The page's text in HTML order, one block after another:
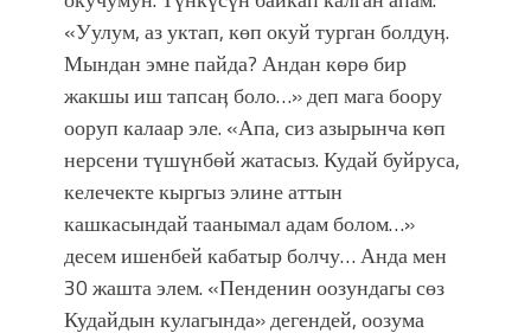
«Уулум, аз уктап, көп окуй турган болдуӊ.
Мындан эмне пайда? Андан көрө бир
жакшы иш тапсаӊ боло…» деп мага боору
ооруп калаар эле. «Апа, сиз азырынча көп
нерсени түшүнбөй жатасыз. Кудай буйруса,
келечекте кыргыз элине аттын
кашкасындай таанымал адам болом…»
десем ишенбей кабатыр болчу… Анда мен
30 жашта элем. «Пенденин оозундагы сөз
Кудайдын кулагында» дегендей, оозума